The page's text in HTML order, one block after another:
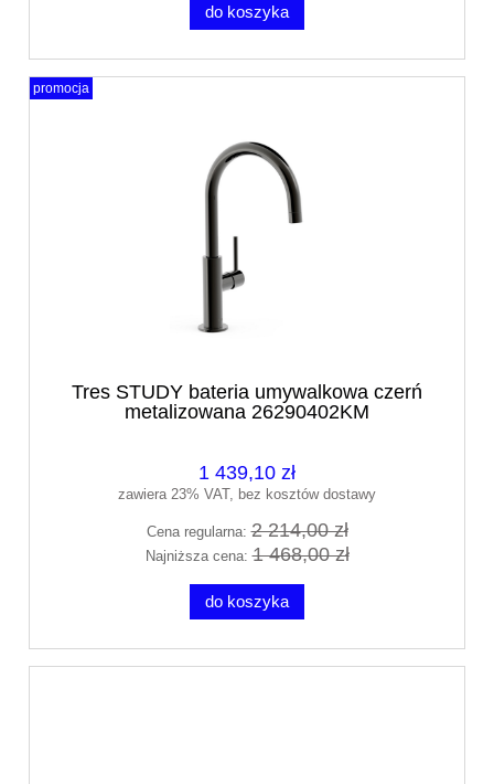
do koszyka
Tres STUDY bateria umywalkowa czerń
metalizowana 26290402KM
1 439,10 zł
zawiera 23% VAT, bez kosztów dostawy
Cena regularna:2 214,00 zł
Najniższa cena:1 468,00 zł
do koszyka
promocja